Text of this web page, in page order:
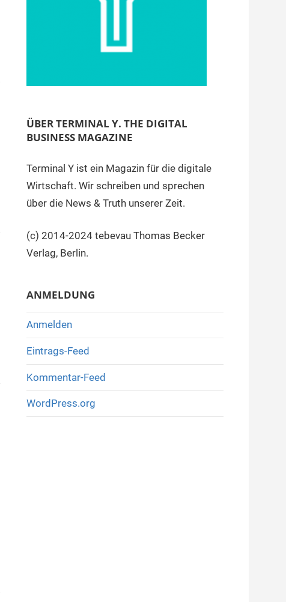
ÜBER TERMINAL Y. THE DIGITAL
BUSINESS MAGAZINE
Terminal Y ist ein Magazin für die digitale
Wirtschaft. Wir schreiben und sprechen
über die News & Truth unserer Zeit.
(c) 2014-2024 tebevau Thomas Becker
Verlag, Berlin.
ANMELDUNG
Anmelden
Eintrags-Feed
Kommentar-Feed
WordPress.org